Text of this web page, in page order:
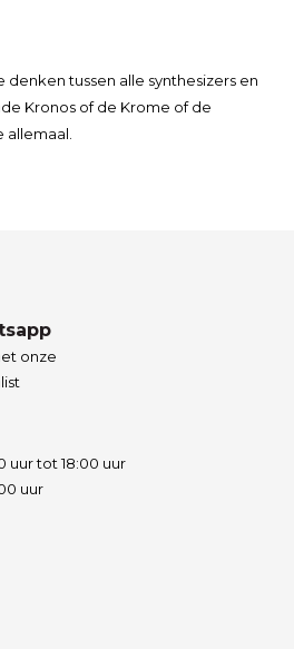
denken tussen alle synthesizers en
Kronos of de Krome of de
allemaal.
onze
uur tot 18:00 uur
uur